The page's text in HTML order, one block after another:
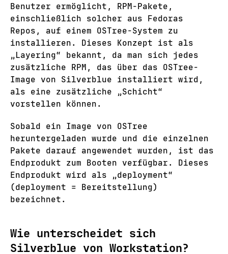
Benutzer ermöglicht, RPM-Pakete,
einschließlich solcher aus Fedoras
Repos, auf einem OSTree-System zu
installieren. Dieses Konzept ist als
„Layering“ bekannt, da man sich jedes
zusätzliche RPM, das über das OSTree-
Image von Silverblue installiert wird,
als eine zusätzliche „Schicht“
vorstellen können.
Sobald ein Image von OSTree
heruntergeladen wurde und die einzelnen
Pakete darauf angewendet wurden, ist das
Endprodukt zum Booten verfügbar. Dieses
Endprodukt wird als „deployment“
(deployment = Bereitstellung)
bezeichnet.
Wie unterscheidet sich
Silverblue von Workstation?